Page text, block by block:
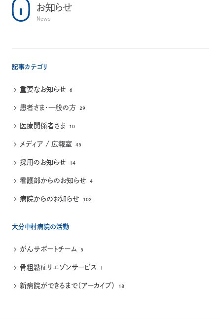
お知らせ
News
記事カテゴリ
重要なお知らせ 6
患者さま・一般の方 29
医療関係者さま 10
メディア / 広報室 45
採用のお知らせ 14
看護部からのお知らせ 4
病院からのお知らせ 102
大分中村病院の活動
がんサポートチーム 5
骨粗鬆症リエゾンサービス 1
新病院ができるまで（アーカイブ） 18